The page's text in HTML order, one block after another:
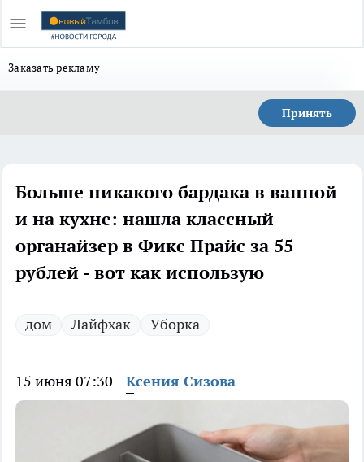
Заказать рекламу
Принять
Больше никакого бардака в ванной
и на кухне: нашла классный
органайзер в Фикс Прайс за 55
рублей - вот как использую
дом Лайфхак Уборка
15 июня 07:30 Ксения Сизова